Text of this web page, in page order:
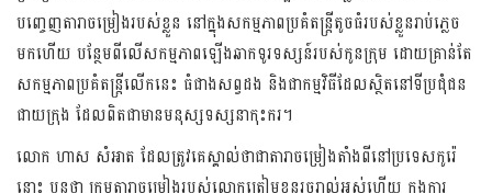
បញ្ចេញ​តារាចម្រៀង​របស់​ខ្លួន នៅ​ក្នុង​សកម្មភាព​ប្រគំ​តន្ត្រីតូច​ធំរ​បស់ខ្លួនរាប់ភ្លេច​
មកហើយ បន្ថែមពីលើសកម្មភាពឡើ​ងឆាកទូរទស្សន៍​រប​ស់កូនក្រុ​ម ដោយគ្រាន់​តែ
សកម្មភាព​ប្រគំតន្ត្រីលើកនេះ ធំជាងសព្វដង និងជាកម្មវិធីដែលស្ថិតនៅទីប្រជុំជន
ជាយក្រុង ដែលពិតជាមាន​មនុស្សទស្សនាកុះករ។
លោក ហាស សំអាត ដែលត្រូវគេស្គាល់ថាជាតារាចម្រៀងតាំងពីនៅប្រទេសកូរ៉េ